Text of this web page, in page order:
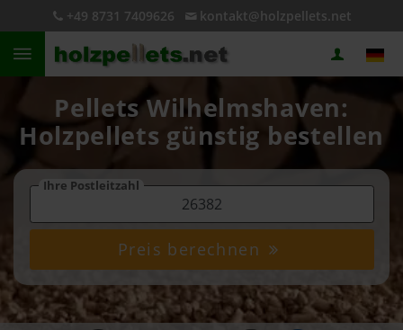
+49 8731 7409626 kontakt@holzpellets.net
Pellets Wilhelmshaven:
Holzpellets günstig bestellen
Ihre Postleitzahl
Preis berechnen